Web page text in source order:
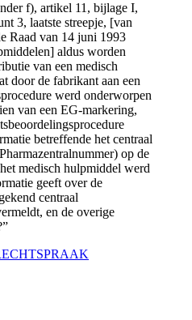
f), artikel 11, bijlage I,
3, laatste streepje, [van
Raad van 14 juni 1993
aldus worden
van een medisch
door de fabrikant aan een
werd onderworpen
van een EG-markering,
betreffende het centraal
op de
medisch hulpmiddel werd
geeft over de
centraal
en de overige